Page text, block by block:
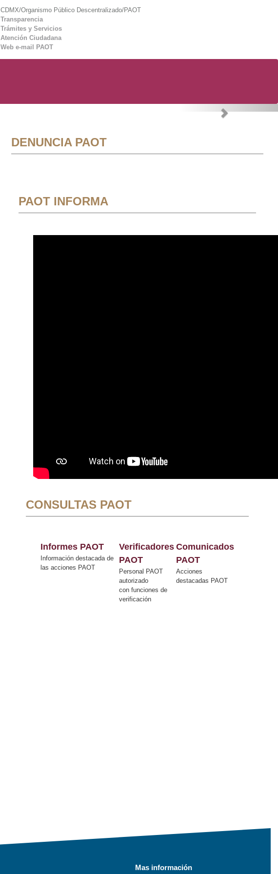
CDMX/Organismo Público Descentralizado/PAOT
Transparencia
Trámites y Servicios
Atención Ciudadana
Web e-mail PAOT
Next
DENUNCIA PAOT
PAOT INFORMA
CONSULTAS PAOT
Informes PAOT
Información destacada de
las acciones PAOT
Verificadores
PAOT
Personal PAOT
autorizado
con funciones de
verificación
Comunicados
PAOT
Acciones
destacadas PAOT
Mas información